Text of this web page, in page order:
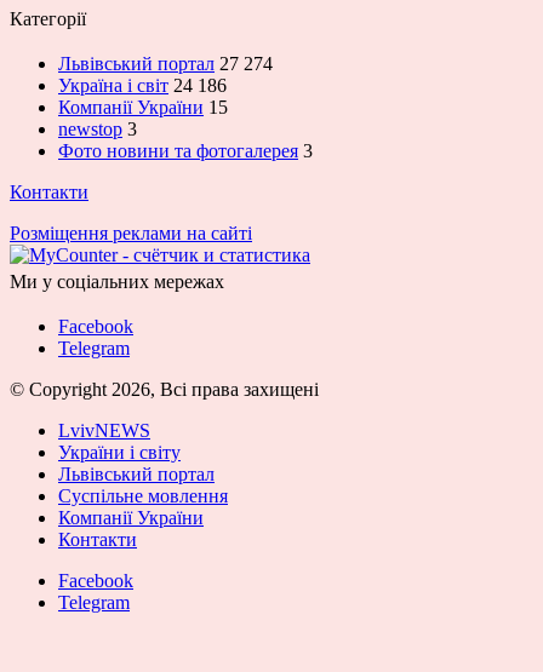
Категорії
Львівський портал 27 274
Україна і світ 24 186
Компанії України 15
newstop 3
Фото новини та фотогалерея 3
Контакти
Розміщення реклами на сайті
Ми у соціальних мережах
Facebook
Telegram
© Copyright 2026, Всі права захищені
LvivNEWS
України і світу
Львівський портал
Суспільне мовлення
Компанії України
Контакти
Facebook
Telegram